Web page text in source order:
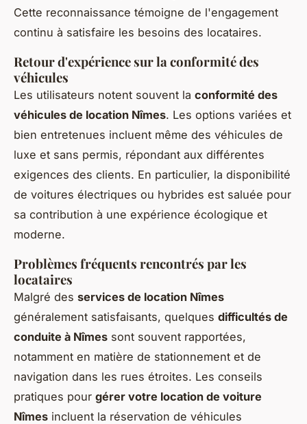
Cette reconnaissance témoigne de l'engagement
continu à satisfaire les besoins des locataires.
Retour d'expérience sur la conformité des
véhicules
Les utilisateurs notent souvent la conformité des
véhicules de location Nîmes. Les options variées et
bien entretenues incluent même des véhicules de
luxe et sans permis, répondant aux différentes
exigences des clients. En particulier, la disponibilité
de voitures électriques ou hybrides est saluée pour
sa contribution à une expérience écologique et
moderne.
Problèmes fréquents rencontrés par les
locataires
Malgré des services de location Nîmes
généralement satisfaisants, quelques difficultés de
conduite à Nîmes sont souvent rapportées,
notamment en matière de stationnement et de
navigation dans les rues étroites. Les conseils
pratiques pour gérer votre location de voiture
Nîmes incluent la réservation de véhicules